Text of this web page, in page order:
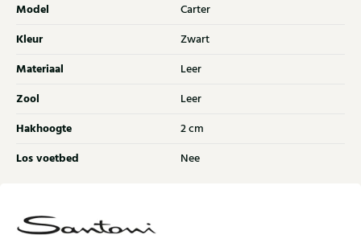
Model Carter
Kleur Zwart
Materiaal Leer
Zool Leer
Hakhoogte 2 cm
Los voetbed Nee